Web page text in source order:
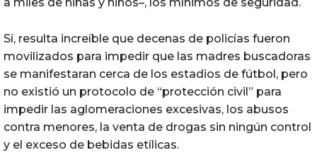
Sí, resulta increíble que decenas de policías fueron
movilizados para impedir que las madres buscadoras
se manifestaran cerca de los estadios de fútbol, pero
no existió un protocolo de “protección civil” para
impedir las aglomeraciones excesivas, los abusos
contra menores, la venta de drogas sin ningún control
y el exceso de bebidas etílicas.